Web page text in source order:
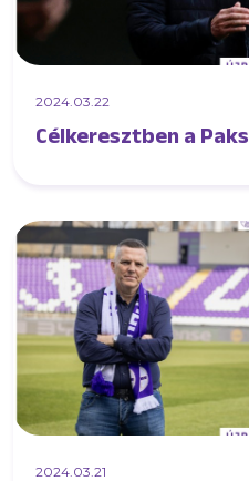
2024.03.22
Célkeresztben a Paks
2024.03.21